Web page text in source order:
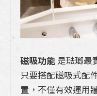
磁吸功能是琺瑯最
只要搭配磁吸式配
置，不僅有效運用